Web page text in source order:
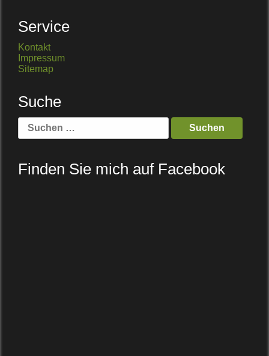
Service
Kontakt
Impressum
Sitemap
Suche
Suche
nach:
Finden Sie mich auf Facebook